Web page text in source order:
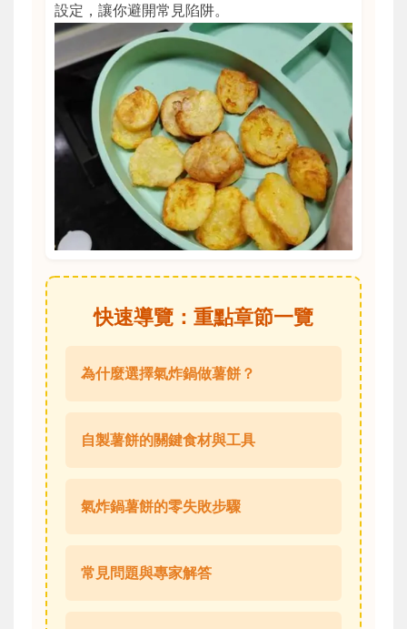
設定，讓你避開常見陷阱。
快速導覽：重點章節一覽
為什麼選擇氣炸鍋做薯餅？
自製薯餅的關鍵食材與工具
氣炸鍋薯餅的零失敗步驟
常見問題與專家解答